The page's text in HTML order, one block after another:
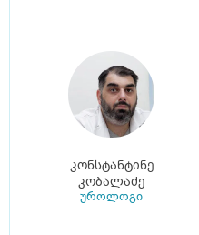
კონსტანტინე
კობალაძე
უროლოგი